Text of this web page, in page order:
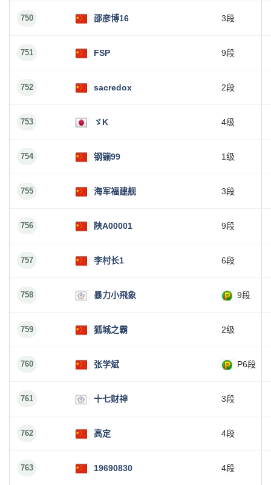
750 邵彦博16 3段
751 FSP 9段
752 sacredox 2段
753 ゞK 4级
754 钢镚99 1级
755 海军福建舰 3段
756 陕A00001 9段
757 李村长1 6段
758 暴力小飛象 9段
759 狐城之霸 2级
760 张学斌 P6段
761 十七财神 3段
762 高定 4段
763 19690830 4段